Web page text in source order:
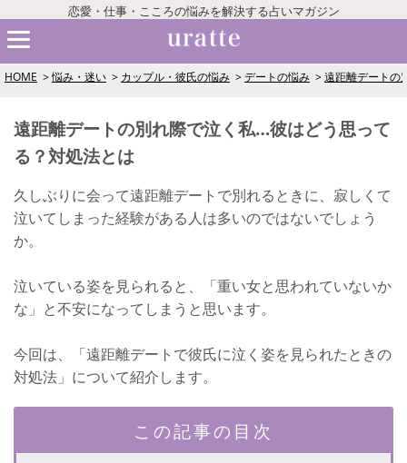
恋愛・仕事・こころの悩みを解決する占いマガジン
HOME 悩み・迷い カップル・彼氏の悩み デートの悩み 遠距離デートの
遠距離デートの別れ際で泣く私…彼はどう思って
る？対処法とは
久しぶりに会って遠距離デートで別れるときに、寂しくて
泣いてしまった経験がある人は多いのではないでしょう
か。
泣いている姿を見られると、「重い女と思われていないか
な」と不安になってしまうと思います。
今回は、「遠距離デートで彼氏に泣く姿を見られたときの
対処法」について紹介します。
この記事の目次